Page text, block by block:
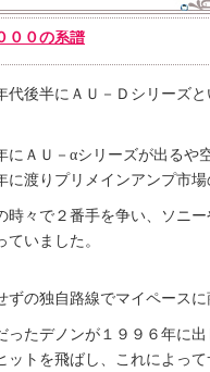
００の系譜
代後半にＡＵ－Ｄシリーズ
にＡＵ－αシリーズが出るや
に渡りプリメインアンプ市
時々で２番手を争い、ソニ
いました。
ずの独自路線でマイペース
ったデノンが１９９６年に
ットを飛ばし、これによっ